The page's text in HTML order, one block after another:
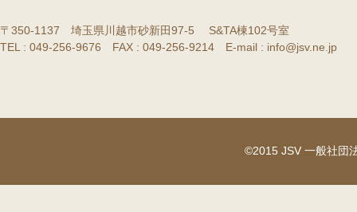
〒350-1137 埼玉県川越市砂新田97-5 S&TA棟102号室
TEL : 049-256-9676 FAX : 049-256-9214 E-mail : info@jsv.ne.jp
©2015 JSV 一般社団